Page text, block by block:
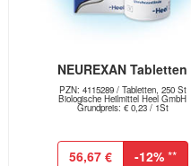
NEUREXAN Tabletten
PZN: 4115289 / Tabletten, 250 St
Biologische Heilmittel Heel GmbH
Grundpreis: € 0,23 / 1St
56,67 € -12%**